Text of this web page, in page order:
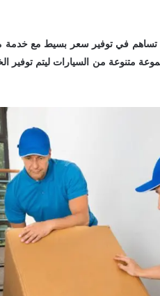
تساهم في توفير سعر بسيط مع
متنوعة من السيارات ليتم